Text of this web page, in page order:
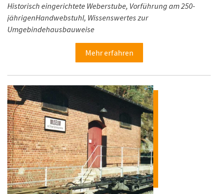
Historisch eingerichtete Weberstube, Vorführung am 250-
jährigenHandwebstuhl, Wissenswertes zur
Umgebindehausbauweise
Mehr erfahren